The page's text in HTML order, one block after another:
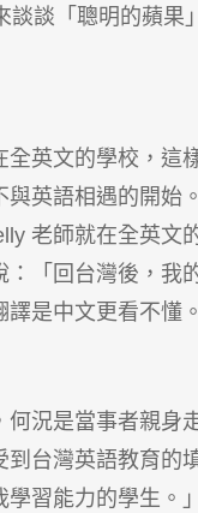
談談「聰明的蘋果
全英文的學校，
英語相遇的開始
老師就在全英文
「回台灣後，我
是中文更看不懂
況是當事者親身
台灣英語教育的
習能力的學生。